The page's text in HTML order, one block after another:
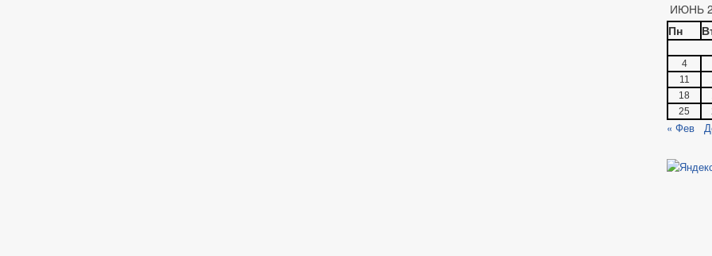
ИЮНЬ
Пн
4
11
18
25
« Фев